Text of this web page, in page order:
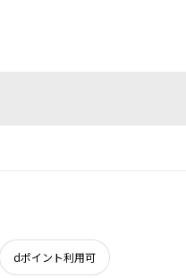
dポイント利用可